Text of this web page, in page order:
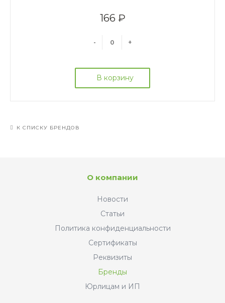
166 ₽
- +
В корзину
К СПИСКУ БРЕНДОВ
О компании
Новости
Статьи
Политика конфиденциальности
Сертификаты
Реквизиты
Бренды
Юрлицам и ИП